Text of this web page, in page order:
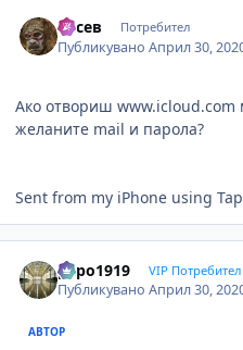
Русев Потребител
ПубликуваноАприл 30,
Ако отвориш
желаните mail и парола?
Sent from my iPhone using
pepo1919 VIP Потребител
ПубликуваноАприл 30,
АВТОР